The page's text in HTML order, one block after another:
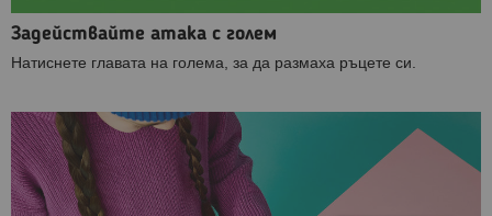
Задействайте атака с голем
Натиснете главата на голема, за да размаха ръцете си.